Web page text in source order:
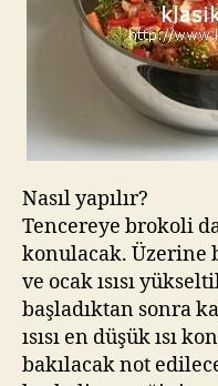
Nasıl yapılır?
Tencereye brokoli
konulacak. Üzerine
ve ocak ısısı
başladıktan sonra
ısısı en düşük ısı
bakılacak not